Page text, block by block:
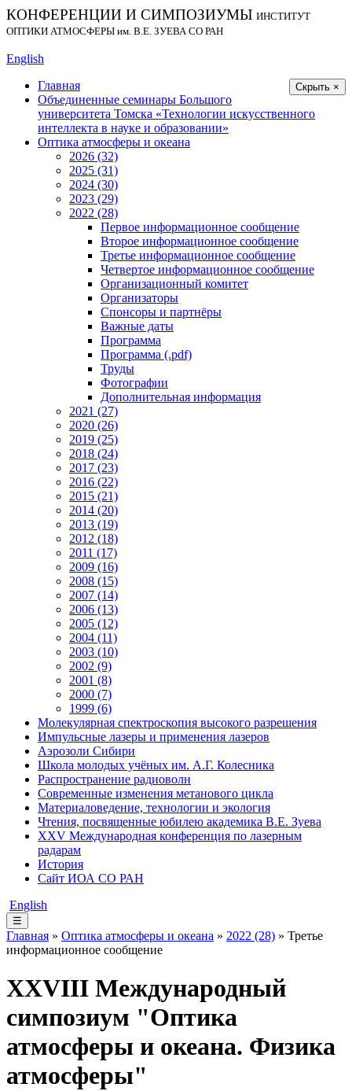
КОНФЕРЕНЦИИ И СИМПОЗИУМЫ ИНСТИТУТ
ОПТИКИ АТМОСФЕРЫ им. В.Е. ЗУЕВА СО РАН
English
Скрыть ×
Главная
Объединенные семинары Большого
университета Томска «Технологии искусственного
интеллекта в науке и образовании»
Оптика атмосферы и океана
2026 (32)
2025 (31)
2024 (30)
2023 (29)
2022 (28)
Первое информационное сообщение
Второе информационное сообщение
Третье информационное сообщение
Четвертое информационное сообщение
Организационный комитет
Организаторы
Спонсоры и партнёры
Важные даты
Программа
Программа (.pdf)
Труды
Фотографии
Дополнительная информация
2021 (27)
2020 (26)
2019 (25)
2018 (24)
2017 (23)
2016 (22)
2015 (21)
2014 (20)
2013 (19)
2012 (18)
2011 (17)
2009 (16)
2008 (15)
2007 (14)
2006 (13)
2005 (12)
2004 (11)
2003 (10)
2002 (9)
2001 (8)
2000 (7)
1999 (6)
Молекулярная спектроскопия высокого разрешения
Импульсные лазеры и применения лазеров
Аэрозоли Сибири
Школа молодых учёных им. А.Г. Колесника
Распространение радиоволн
Современные изменения метанового цикла
Материаловедение, технологии и экология
Чтения, посвященные юбилею академика В.Е. Зуева
XXV Международная конференция по лазерным
радарам
История
Сайт ИОА СО РАН
English
☰
Главная » Оптика атмосферы и океана » 2022 (28) » Третье
информационное сообщение
XXVIII Международный
симпозиум "Оптика
атмосферы и океана. Физика
атмосферы"